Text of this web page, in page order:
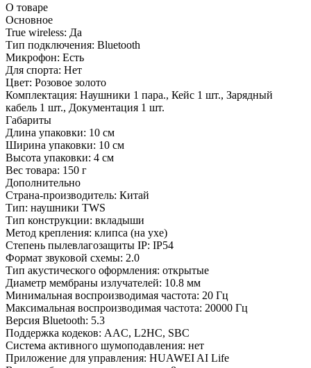
О товаре
Основное
True wireless: Да
Тип подключения: Bluetooth
Микрофон: Есть
Для спорта: Нет
Цвет: Розовое золото
Комплектация: Наушники 1 пара., Кейс 1 шт., Зарядный
кабель 1 шт., Документация 1 шт.
Габариты
Длина упаковки: 10 см
Ширина упаковки: 10 см
Высота упаковки: 4 см
Вес товара: 150 г
Дополнительно
Страна-производитель: Китай
Тип: наушники TWS
Тип конструкции: вкладыши
Метод крепления: клипса (на ухе)
Степень пылевлагозащиты IP: IP54
Формат звуковой схемы: 2.0
Тип акустического оформления: открытые
Диаметр мембраны излучателей: 10.8 мм
Минимальная воспроизводимая частота: 20 Гц
Максимальная воспроизводимая частота: 20000 Гц
Версия Bluetooth: 5.3
Поддержка кодеков: AAC, L2HC, SBC
Система активного шумоподавления: нет
Приложение для управления: HUAWEI AI Life